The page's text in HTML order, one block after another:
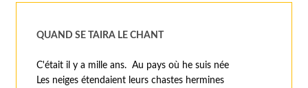
QUAND SE TAIRA LE CHANT
C'était il y a mille ans. Au pays où he suis née
Les neiges étendaient leurs chastes hermines